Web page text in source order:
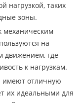
нагрузкой, таких
зоны.
механическим
на
движением, где
к нагрузкам.
имеют отличную
их идеальными для